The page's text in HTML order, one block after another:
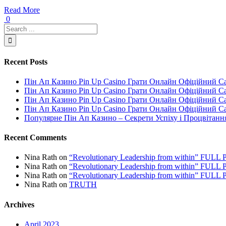
Read More
0
Recent Posts
Пін Ап Казино Pin Up Casino Грати Онлайн Офіційний
Пін Ап Казино Pin Up Casino Грати Онлайн Офіційний
Пін Ап Казино Pin Up Casino Грати Онлайн Офіційний
Пін Ап Казино Pin Up Casino Грати Онлайн Офіційний
Популярне Пін Ап Казино – Секрети Успіху і
Recent Comments
Nina Rath on “Revolutionary Leadership from within” FULL
Nina Rath on “Revolutionary Leadership from within” FULL
Nina Rath on “Revolutionary Leadership from within” FULL
Nina Rath on TRUTH
Archives
April 2023